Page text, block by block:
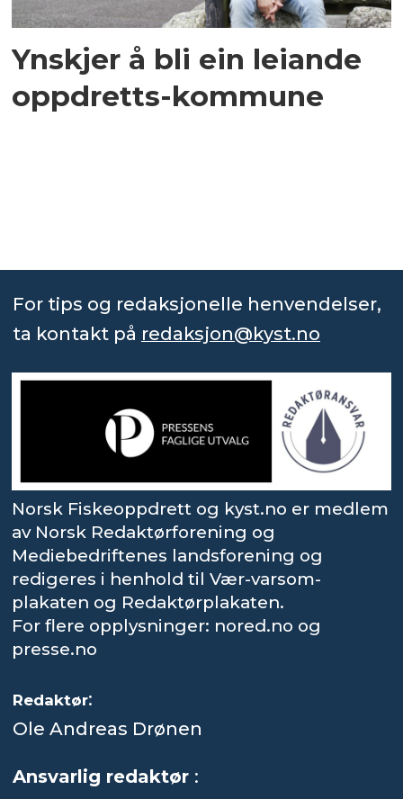
Ynskjer å bli ein leiande
oppdretts-kommune
For tips og redaksjonelle henvendelser,
ta kontakt på redaksjon@kyst.no
Norsk Fiskeoppdrett og kyst.no er medlem
av Norsk Redaktørforening og
Mediebedriftenes landsforening og
redigeres i henhold til Vær-varsom-
plakaten og Redaktørplakaten.
For flere opplysninger: nored.no og
presse.no
Redaktør:
Ole Andreas Drønen
Ansvarlig redaktør :